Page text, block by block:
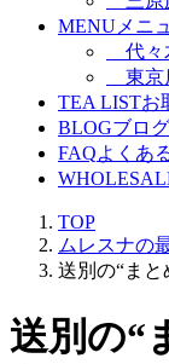
MENUメニ
代々
東京
TEA LISTお
BLOGブログ
FAQよくあ
TOP
ムレスナの
送別の“まと
送別の“